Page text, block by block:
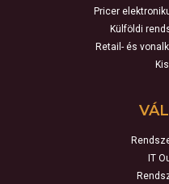
Pricer
Külföldi
Retail- és
IT